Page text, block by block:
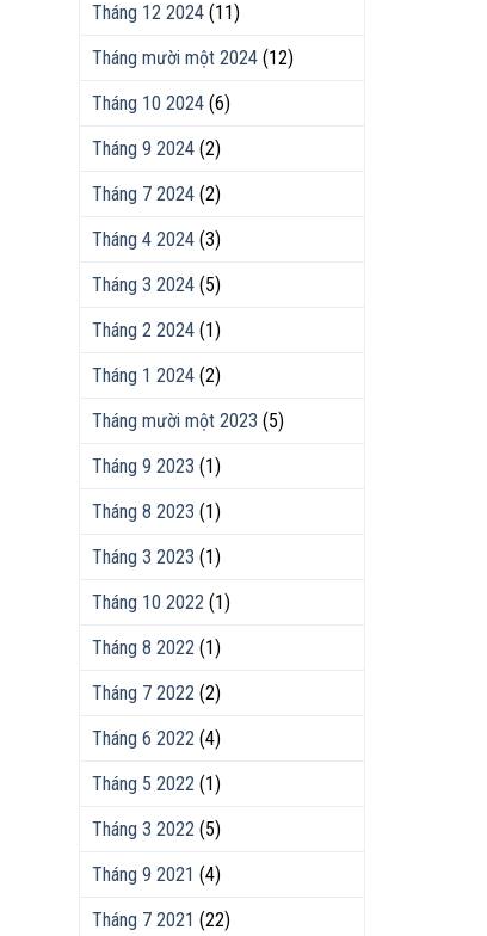
Tháng 12 2024 (11)
Tháng mười một 2024 (12)
Tháng 10 2024 (6)
Tháng 9 2024 (2)
Tháng 7 2024 (2)
Tháng 4 2024 (3)
Tháng 3 2024 (5)
Tháng 2 2024 (1)
Tháng 1 2024 (2)
Tháng mười một 2023 (5)
Tháng 9 2023 (1)
Tháng 8 2023 (1)
Tháng 3 2023 (1)
Tháng 10 2022 (1)
Tháng 8 2022 (1)
Tháng 7 2022 (2)
Tháng 6 2022 (4)
Tháng 5 2022 (1)
Tháng 3 2022 (5)
Tháng 9 2021 (4)
Tháng 7 2021 (22)